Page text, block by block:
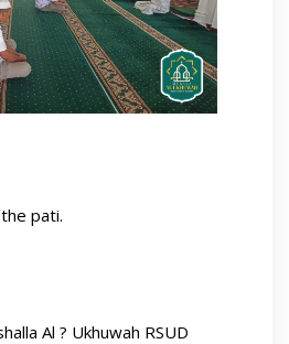
pati.
Al ? Ukhuwah RSUD